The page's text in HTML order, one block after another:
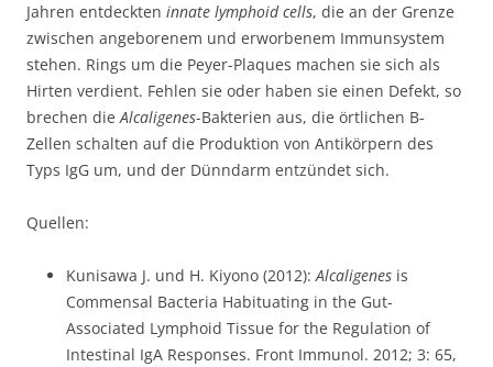
Jahren entdeckten innate lymphoid cells, die an der Grenze
zwischen angeborenem und erworbenem Immunsystem
stehen. Rings um die Peyer-Plaques machen sie sich als
Hirten verdient. Fehlen sie oder haben sie einen Defekt, so
brechen dieAlcaligenes-Bakterien aus, die örtlichen B-
Zellen schalten auf die Produktion von Antikörpern des
Typs IgG um, und der Dünndarm entzündet sich.
Quellen:
Kunisawa J. und H. Kiyono (2012):Alcaligenes is
Commensal Bacteria Habituating in the Gut-
Associated Lymphoid Tissue for the Regulation of
Intestinal IgA Responses. Front Immunol. 2012; 3: 65,